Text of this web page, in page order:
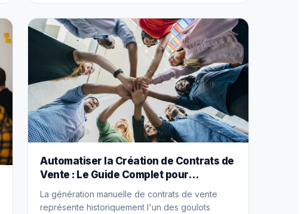
caractérisé par des investissements massifs en
recherche et développement, des réseaux de
distribution étendus et des exigences techniques
sophistiquées, bénéficie d'un régime
d'exemption… Read more
Automatiser la Création de Contrats de
Vente : Le Guide Complet pour
Entreprises Modernes
La génération manuelle de contrats de vente
représente historiquement l'un des goulots